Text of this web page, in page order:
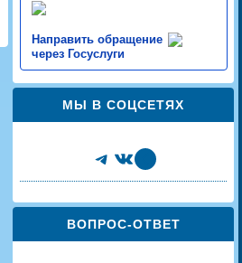
Направить обращение
через Госуслуги
МЫ В СОЦСЕТЯХ
Telegram
VKShare Icon
ВОПРОС-ОТВЕТ